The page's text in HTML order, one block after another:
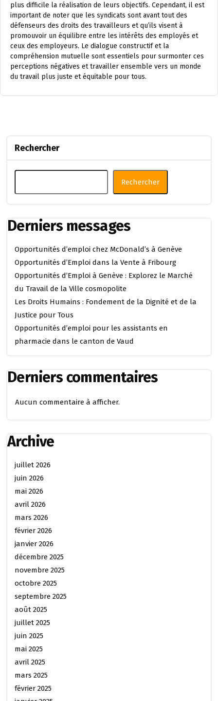
plus difficile la réalisation de leurs objectifs. Cependant, il est
important de noter que les syndicats sont avant tout des
défenseurs des droits des travailleurs et qu’ils visent à
promouvoir un équilibre entre les intérêts des employés et
ceux des employeurs. Le dialogue constructif et la
compréhension mutuelle sont essentiels pour surmonter ces
perceptions négatives et travailler ensemble vers un monde
du travail plus juste et équitable pour tous.
Rechercher
Rechercher
Derniers messages
Opportunités d’emploi chez McDonald’s à Genève
Opportunités d’Emploi dans la Vente à Fribourg
Opportunités d’Emploi à Genève : Explorez le Marché
du Travail de la Ville cosmopolite
Les Droits Humains : Fondement de la Dignité et de la
Justice pour Tous
Opportunités d’emploi pour les assistants en
pharmacie dans le canton de Vaud
Derniers commentaires
Aucun commentaire à afficher.
Archive
juillet 2026
juin 2026
mai 2026
avril 2026
mars 2026
février 2026
janvier 2026
décembre 2025
novembre 2025
octobre 2025
septembre 2025
août 2025
juillet 2025
juin 2025
mai 2025
avril 2025
mars 2025
février 2025